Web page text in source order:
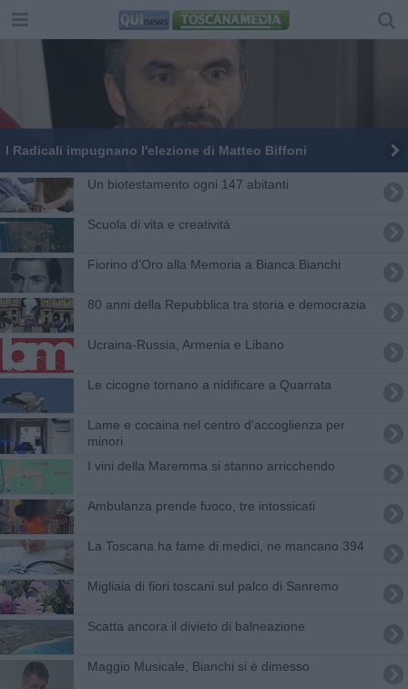
I Radicali impugnano l'elezione di Matteo Biffoni
Un biotestamento ogni 147 abitanti
Scuola di vita e creatività
Fiorino d’Oro alla Memoria a Bianca Bianchi
80 anni della Repubblica tra storia e democrazia
Ucraina-Russia, Armenia e Libano
Le cicogne tornano a nidificare a Quarrata
Lame e cocaina nel centro d'accoglienza per
minori
​I vini della Maremma si stanno arricchendo
Ambulanza prende fuoco, tre intossicati
La Toscana ha fame di medici, ne mancano 394
Migliaia di fiori toscani sul palco di Sanremo
Scatta ancora il divieto di balneazione
Maggio Musicale, Bianchi si è dimesso